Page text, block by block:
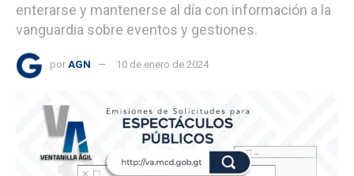
enterarse y mantenerse al día con información a la
vanguardia sobre eventos y gestiones.
por AGN 10 de enero de 2024